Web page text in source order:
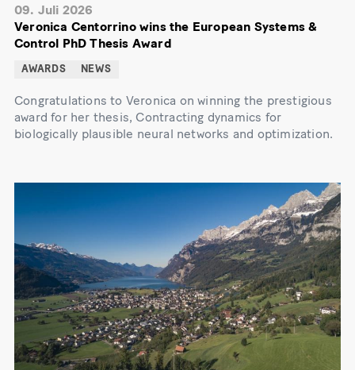
09. Juli 2026
Veronica Centorrino wins the European Systems &
Control PhD Thesis Award
AWARDS NEWS
Congratulations to Veronica on winning the prestigious
award for her thesis, Contracting dynamics for
biologically plausible neural networks and optimization.